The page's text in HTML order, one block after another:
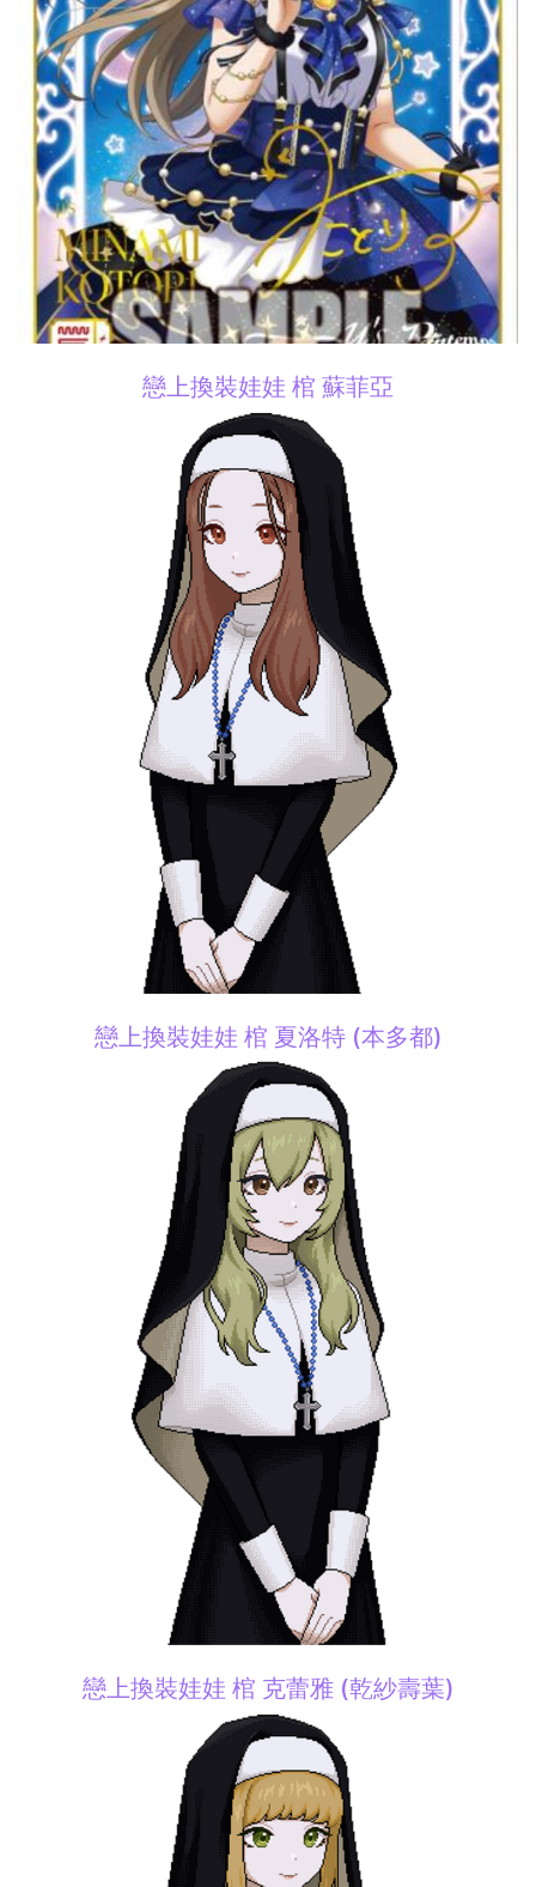
戀上換裝娃娃 棺 蘇菲亞
戀上換裝娃娃 棺 夏洛特 (本多都)
戀上換裝娃娃 棺 克蕾雅 (乾紗壽葉)